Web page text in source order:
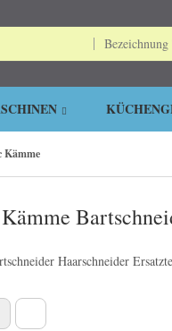
Kämme
Haarschneider